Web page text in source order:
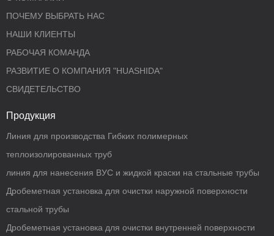
ПОЧЕМУ ВЫБРАТЬ НАС
НАШИ КЛИЕНТЫ
РАБОЧАЯ КОМАНДА
РАЗВИТИЕ О КОМПАНИЯ "HUASHIDA"
СВИДЕТЕЛЬСТВО
Продукция
Линия для производства Гибких полимерных
теплоизолированных труб
линия для нанесения ВУС и жидкой краски на стальные трубы
Дробеметная установка для очистки наружной поверхности
стальной трубы
Дробеметная установка для очистки внутренней поверхности